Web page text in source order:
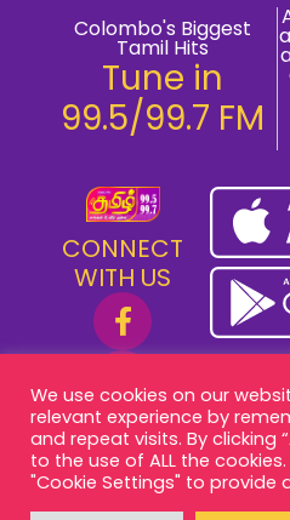
Colombo's Biggest
Tamil Hits
Tune in
99.5/99.7 FM
CONNECT
WITH US
We use cookies on our
relevant experience by
and repeat visits. By clicking
to the use of ALL the
"Cookie Settings" to provide